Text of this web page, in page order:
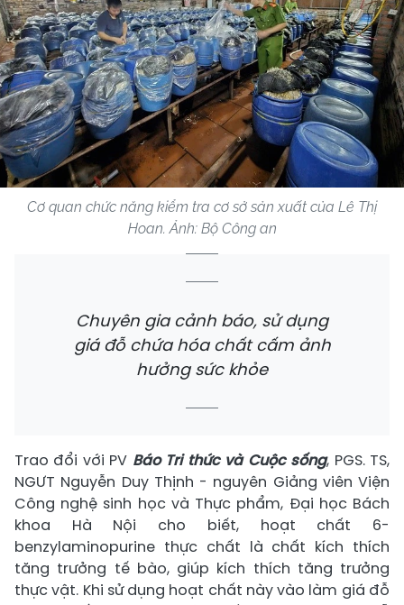
Cơ quan chức năng kiểm tra cơ sở sản xuất của Lê Thị
Hoan. Ảnh: Bộ Công an
Chuyên gia cảnh báo, sử dụng
giá đỗ chứa hóa chất cấm ảnh
hưởng sức khỏe
Trao đổi với PV Báo Tri thức và Cuộc sống, PGS. TS,
NGƯT Nguyễn Duy Thịnh - nguyên Giảng viên Viện
Công nghệ sinh học và Thực phẩm, Đại học Bách
khoa Hà Nội cho biết, hoạt chất 6-
benzylaminopurine thực chất là chất kích thích
tăng trưởng tế bào, giúp kích thích tăng trưởng
thực vật. Khi sử dụng hoạt chất này vào làm giá đỗ